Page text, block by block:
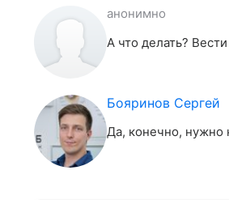
анонимно
А что делать?
Бояринов Сергей
Да, конечно, нужно